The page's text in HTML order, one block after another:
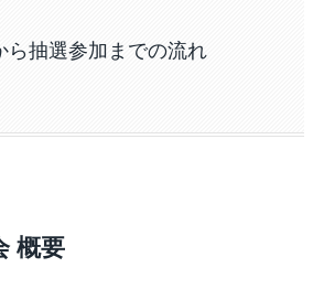
ら抽選参加までの流れ
概要